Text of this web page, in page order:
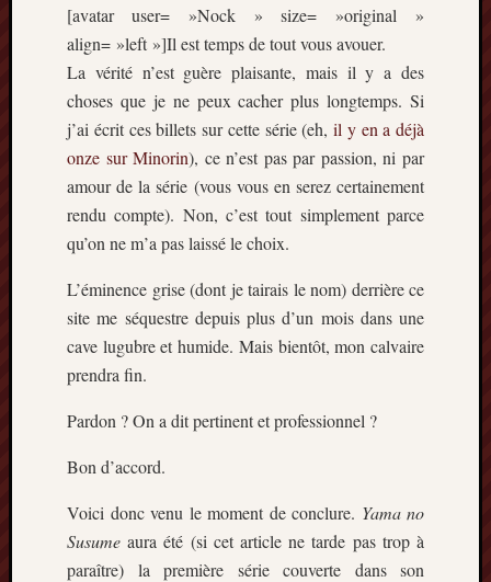
[avatar user= »Nock » size= »original »
align= »left »]Il est temps de tout vous avouer.
La vérité n’est guère plaisante, mais il y a des
choses que je ne peux cacher plus longtemps. Si
j’ai écrit ces billets sur cette série (eh, il y en a déjà
onze sur Minorin), ce n’est pas par passion, ni par
amour de la série (vous vous en serez certainement
rendu compte). Non, c’est tout simplement parce
qu’on ne m’a pas laissé le choix.
L’éminence grise (dont je tairais le nom) derrière ce
site me séquestre depuis plus d’un mois dans une
cave lugubre et humide. Mais bientôt, mon calvaire
prendra fin.
Pardon ? On a dit pertinent et professionnel ?
Bon d’accord.
Voici donc venu le moment de conclure. Yama no
Susume aura été (si cet article ne tarde pas trop à
paraître) la première série couverte dans son